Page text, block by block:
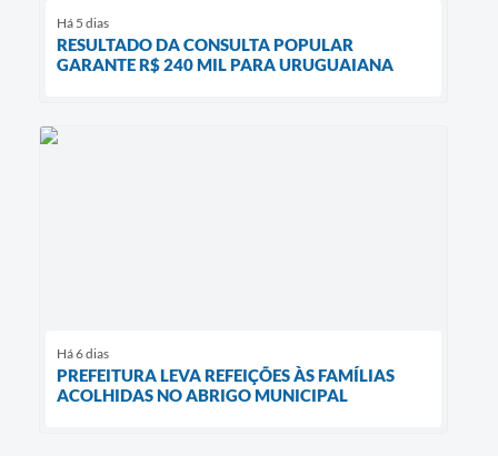
Há 5 dias
RESULTADO DA CONSULTA POPULAR
GARANTE R$ 240 MIL PARA URUGUAIANA
Há 6 dias
PREFEITURA LEVA REFEIÇÕES ÀS FAMÍLIAS
ACOLHIDAS NO ABRIGO MUNICIPAL